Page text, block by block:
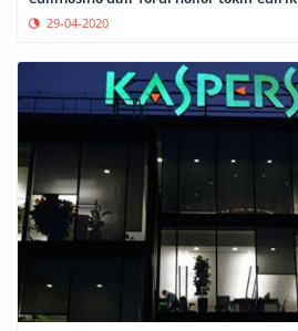
29-04-2020